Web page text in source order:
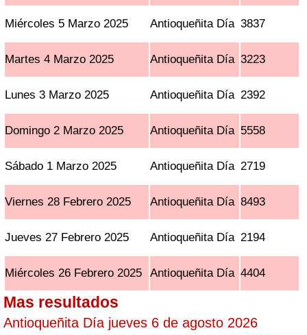
Miércoles 5 Marzo 2025 Antioqueñita Día 3837
Martes 4 Marzo 2025 Antioqueñita Día 3223
Lunes 3 Marzo 2025 Antioqueñita Día 2392
Domingo 2 Marzo 2025 Antioqueñita Día 5558
Sábado 1 Marzo 2025 Antioqueñita Día 2719
Viernes 28 Febrero 2025 Antioqueñita Día 8493
Jueves 27 Febrero 2025 Antioqueñita Día 2194
Miércoles 26 Febrero 2025 Antioqueñita Día 4404
Mas resultados
Antioqueñita Día jueves 6 de agosto 2026